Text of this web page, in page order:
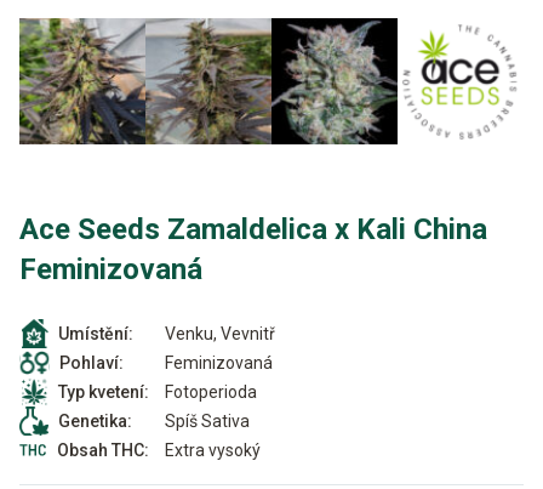
Ace Seeds Zamaldelica x Kali China
Feminizovaná
Umístění:
Venku, Vevnitř
Pohlaví:
Feminizovaná
Typ kvetení:
Fotoperioda
Genetika:
Spíš Sativa
Obsah THC:
Extra vysoký